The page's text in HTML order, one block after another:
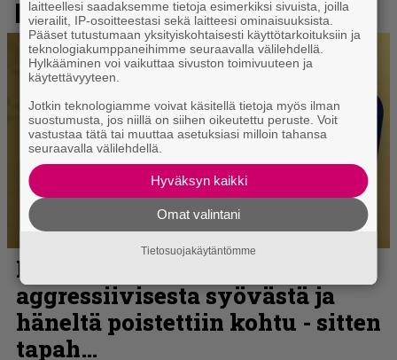
laitteellesi saadaksemme tietoja esimerkiksi sivuista, joilla
vierailit, IP-osoitteestasi sekä laitteesi ominaisuuksista.
Pääset tutustumaan yksityiskohtaisesti käyttötarkoituksiin ja
teknologiakumppaneihimme seuraavalla välilehdellä.
Hylkääminen voi vaikuttaa sivuston toimivuuteen ja
käytettävyyteen.
Jotkin teknologiamme voivat käsitellä tietoja myös ilman
suostumusta, jos niillä on siihen oikeutettu peruste. Voit
vastustaa tätä tai muuttaa asetuksiasi milloin tahansa
seuraavalla välilehdellä.
Hyväksyn kaikki
Omat valintani
Tietosuojakäytäntömme